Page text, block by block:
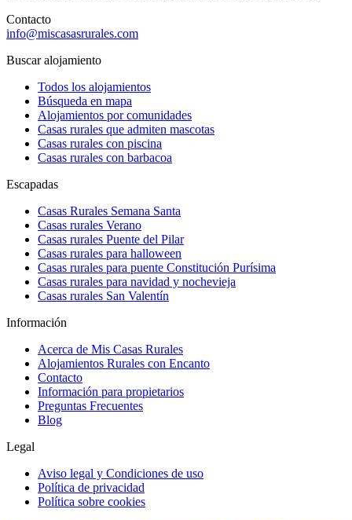
Contacto
info@miscasasrurales.com
Buscar alojamiento
Todos los alojamientos
Búsqueda en mapa
Alojamientos por comunidades
Casas rurales que admiten mascotas
Casas rurales con piscina
Casas rurales con barbacoa
Escapadas
Casas Rurales Semana Santa
Casas rurales Verano
Casas rurales Puente del Pilar
Casas rurales para halloween
Casas rurales para puente Constitución Purísima
Casas rurales para navidad y nochevieja
Casas rurales San Valentín
Información
Acerca de Mis Casas Rurales
Alojamientos Rurales con Encanto
Contacto
Información para propietarios
Preguntas Frecuentes
Blog
Legal
Aviso legal y Condiciones de uso
Política de privacidad
Política sobre cookies